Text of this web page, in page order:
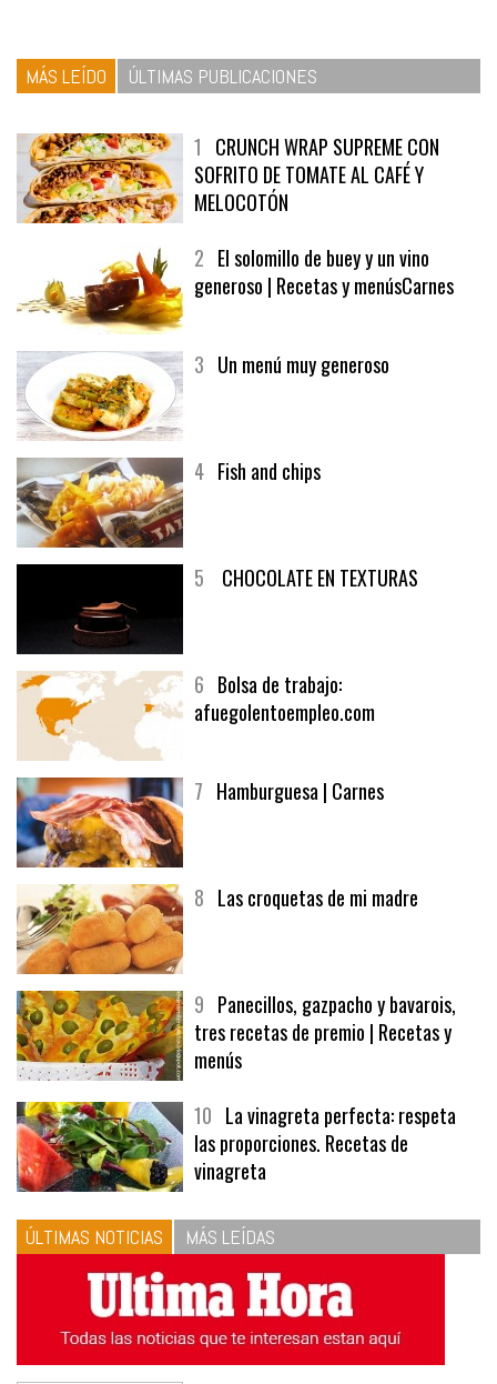
1CRUNCH WRAP SUPREME CON
SOFRITO DE TOMATE AL CAFÉ Y
MELOCOTÓN
2El solomillo de buey y un vino
6Bolsa de trabajo:
9Panecillos, gazpacho y bavarois,
tres recetas de premio | Recetas y
menús
10La vinagreta perfecta: respeta
las proporciones. Recetas de
vinagreta
ÚLTIMAS NOTICIAS MÁS LEÍDAS